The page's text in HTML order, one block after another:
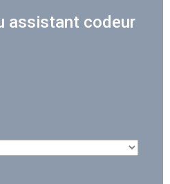
assistant codeur